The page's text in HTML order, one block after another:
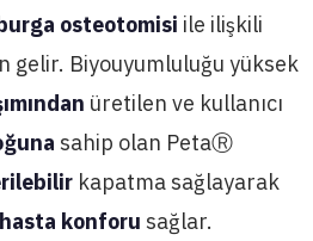
osteotomisi ile ilişkili
gelir. Biyouyumluluğu yüksek
üretilen ve kullanıcı
sahip olan PetaⓇ
kapatma sağlayarak
hasta konforu sağlar.